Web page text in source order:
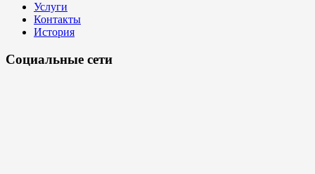
Услуги
Контакты
История
Социальные сети